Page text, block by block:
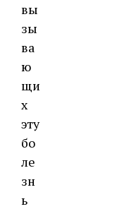
вы
зы
ва
ю
щи
х
эту
бо
ле
зн
ь